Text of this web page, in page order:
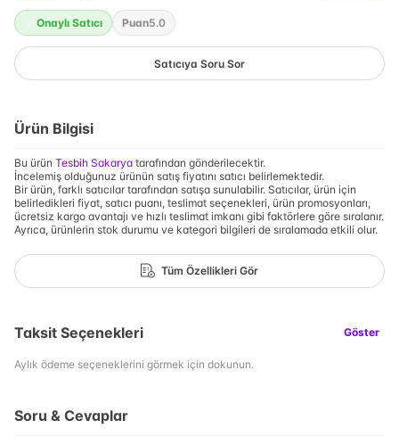
Onaylı Satıcı Puan5.0
Satıcıya Soru Sor
Ürün Bilgisi
Bu ürün Tesbih Sakarya tarafından gönderilecektir.
İncelemiş olduğunuz ürünün satış fiyatını satıcı belirlemektedir.
Bir ürün, farklı satıcılar tarafından satışa sunulabilir. Satıcılar, ürün için
belirledikleri fiyat, satıcı puanı, teslimat seçenekleri, ürün promosyonları,
ücretsiz kargo avantajı ve hızlı teslimat imkanı gibi faktörlere göre sıralanır.
Ayrıca, ürünlerin stok durumu ve kategori bilgileri de sıralamada etkili olur.
Tüm Özellikleri Gör
Taksit Seçenekleri Göster
Aylık ödeme seçeneklerini görmek için dokunun.
Soru & Cevaplar